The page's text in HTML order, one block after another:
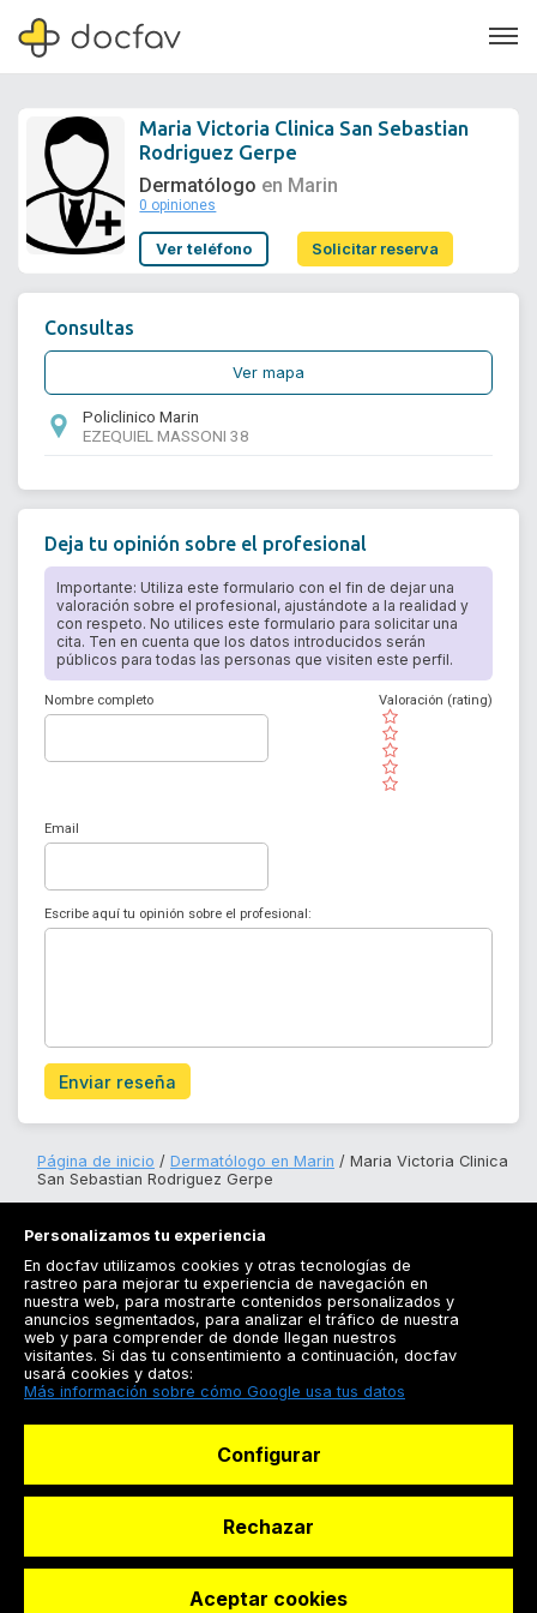
Quiénes somos
Maria Victoria Clinica San Sebastian
Rodriguez Gerpe
Dermatólogo en Marin
0 opiniones
Ver teléfono Solicitar reserva
Consultas
Ver mapa
Policlinico Marin
EZEQUIEL MASSONI 38
Deja tu opinión sobre el profesional
Importante: Utiliza este formulario con el fin de dejar una
valoración sobre el profesional, ajustándote a la realidad y
con respeto. No utilices este formulario para solicitar una
cita. Ten en cuenta que los datos introducidos serán
públicos para todas las personas que visiten este perfil.
Nombre completo
( )
( )
( )
( )
( )
Valoración (rating)
Email
Escribe aquí tu opinión sobre el profesional:
Enviar reseña
Página de inicio Dermatólogo en Marin
Maria Victoria Clinica
San Sebastian Rodriguez Gerpe
Registrarse
Docfav
Personalizamos tu experiencia
En docfav utilizamos cookies y otras tecnologías de
rastreo para mejorar tu experiencia de navegación en
nuestra web, para mostrarte contenidos personalizados y
anuncios segmentados, para analizar el tráfico de nuestra
web y para comprender de donde llegan nuestros
visitantes. Si das tu consentimiento a continuación, docfav
usará cookies y datos:
Más información sobre cómo Google usa tus datos
Configurar
Rechazar
Aceptar cookies